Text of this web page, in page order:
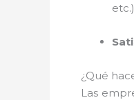
¿Qué
Las